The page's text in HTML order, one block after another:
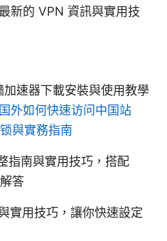
新的 VPN 資訊與實用技
速器下載安裝與使用教學
外如何快速访问中国站
與實務指南
指南與實用技巧，搭配
答
實用技巧，讓你快速設定